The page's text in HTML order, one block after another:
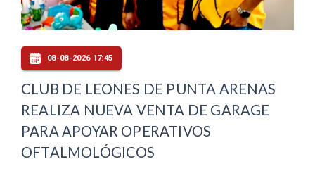
08-08-2026 17:45
CLUB DE LEONES DE PUNTA ARENAS
REALIZA NUEVA VENTA DE GARAGE
PARA APOYAR OPERATIVOS
OFTALMOLÓGICOS